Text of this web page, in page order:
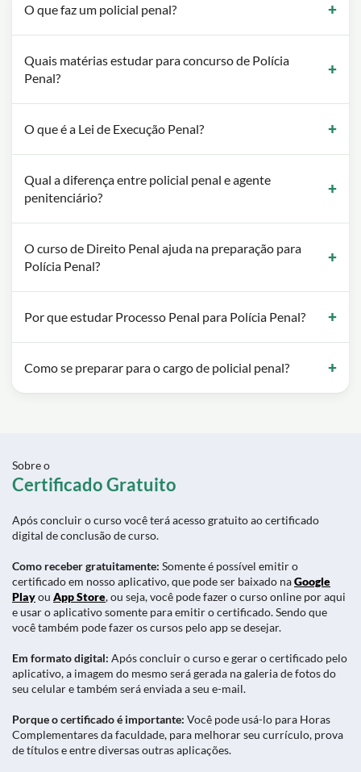
O que faz um policial penal?
Quais matérias estudar para concurso de Polícia
Penal?
O que é a Lei de Execução Penal?
Qual a diferença entre policial penal e agente
penitenciário?
O curso de Direito Penal ajuda na preparação para
Polícia Penal?
Por que estudar Processo Penal para Polícia Penal?
Como se preparar para o cargo de policial penal?
Sobre o
Certificado Gratuito
Após concluir o curso você terá acesso gratuito ao certificado
digital de conclusão de curso.
Como receber gratuitamente: Somente é possível emitir o
certificado em nosso aplicativo, que pode ser baixado naGoogle
Playou App Store, ou seja, você pode fazer o curso online por aqui
e usar o aplicativo somente para emitir o certificado. Sendo que
você também pode fazer os cursos pelo app se desejar.
Em formato digital: Após concluir o curso e gerar o certificado pelo
aplicativo, a imagem do mesmo será gerada na galeria de fotos do
seu celular e também será enviada a seu e-mail.
Porque o certificado é importante: Você pode usá-lo para Horas
Complementares da faculdade, para melhorar seu currículo, prova
de títulos e entre diversas outras aplicações.